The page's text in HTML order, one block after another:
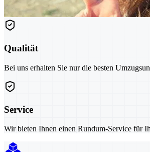
Qualität
Bei uns erhalten Sie nur die besten
Service
Wir bieten Ihnen einen Rundum-Service für